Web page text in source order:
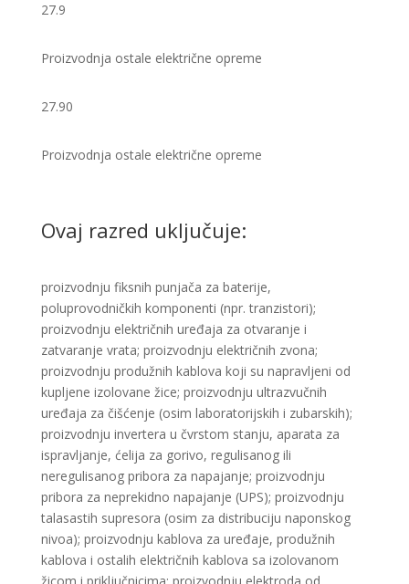
27.9
Proizvodnja ostale električne opreme
27.90
Proizvodnja ostale električne opreme​
Ovaj razred uključuje:
proizvodnju fiksnih punjača za baterije,
poluprovodničkih komponenti (npr. tranzistori);
proizvodnju električnih uređaja za otvaranje i
zatvaranje vrata; proizvodnju električnih zvona;
proizvodnju produžnih kablova koji su napravljeni od
kupljene izolovane žice; proizvodnju ultrazvučnih
uređaja za čišćenje (osim laboratorijskih i zubarskih);
proizvodnju invertera u čvrstom stanju, aparata za
ispravljanje, ćelija za gorivo, regulisanog ili
neregulisanog pribora za napajanje; proizvodnju
pribora za neprekidno napajanje (UPS); proizvodnju
talasastih supresora (osim za distribuciju naponskog
nivoa); proizvodnju kablova za uređaje, produžnih
kablova i ostalih električnih kablova sa izolovanom